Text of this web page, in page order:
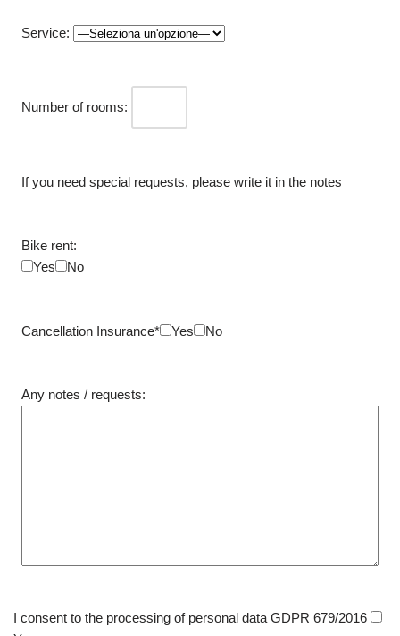
Service:
Number of rooms:
If you need special requests, please write it in the notes
Bike rent:
Yes
No
Cancellation Insurance* Yes No
Any notes / requests:
I consent to the processing of personal data GDPR 679/2016